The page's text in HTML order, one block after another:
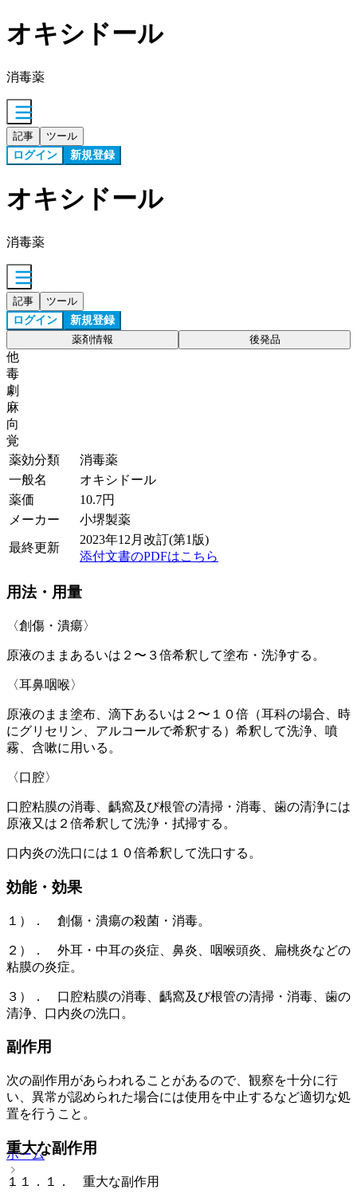
オキシドール
消毒薬
記事 ツール
ログイン 新規登録
オキシドール
消毒薬
記事 ツール
ログイン 新規登録
薬剤情報 後発品
他
毒
劇
麻
向
覚
薬効分類
消毒薬
一般名
オキシドール
薬価
10.7円
メーカー
小堺製薬
最終更新
2023年12月改訂(第1版)
添付文書のPDFはこちら
用法・用量
〈創傷・潰瘍〉
原液のままあるいは２〜３倍希釈して塗布・洗浄する。
〈耳鼻咽喉〉
原液のまま塗布、滴下あるいは２〜１０倍（耳科の場合、時
にグリセリン、アルコールで希釈する）希釈して洗浄、噴
霧、含嗽に用いる。
〈口腔〉
口腔粘膜の消毒、齲窩及び根管の清掃・消毒、歯の清浄には
原液又は２倍希釈して洗浄・拭掃する。
口内炎の洗口には１０倍希釈して洗口する。
効能・効果
１）． 創傷・潰瘍の殺菌・消毒。
２）． 外耳・中耳の炎症、鼻炎、咽喉頭炎、扁桃炎などの
粘膜の炎症。
３）． 口腔粘膜の消毒、齲窩及び根管の清掃・消毒、歯の
清浄、口内炎の洗口。
副作用
次の副作用があらわれることがあるので、観察を十分に行
い、異常が認められた場合には使用を中止するなど適切な処
置を行うこと。
重大な副作用
１１．１． 重大な副作用
ホーム